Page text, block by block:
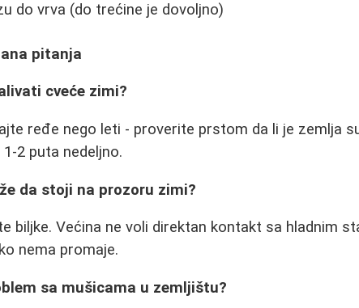
do vrva (do trećine je dovoljno)
pitanja
cveće zimi?
ređe nego leti - proverite prstom da li je zemlja
2 puta nedeljno.
da stoji na prozoru zimi?
biljke. Većina ne voli direktan kontakt sa hladnim
nema promaje.
sa mušicama u zemljištu?